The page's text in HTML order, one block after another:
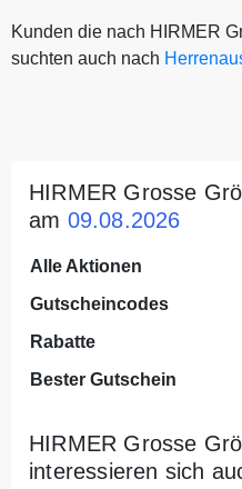
Kunden die nach HIRMER
suchten auch nach
HIRMER Grosse
am 09.08.2026
Alle Aktionen
Gutscheincodes
Rabatte
Bester Gutschein
HIRMER Grosse
interessieren sich